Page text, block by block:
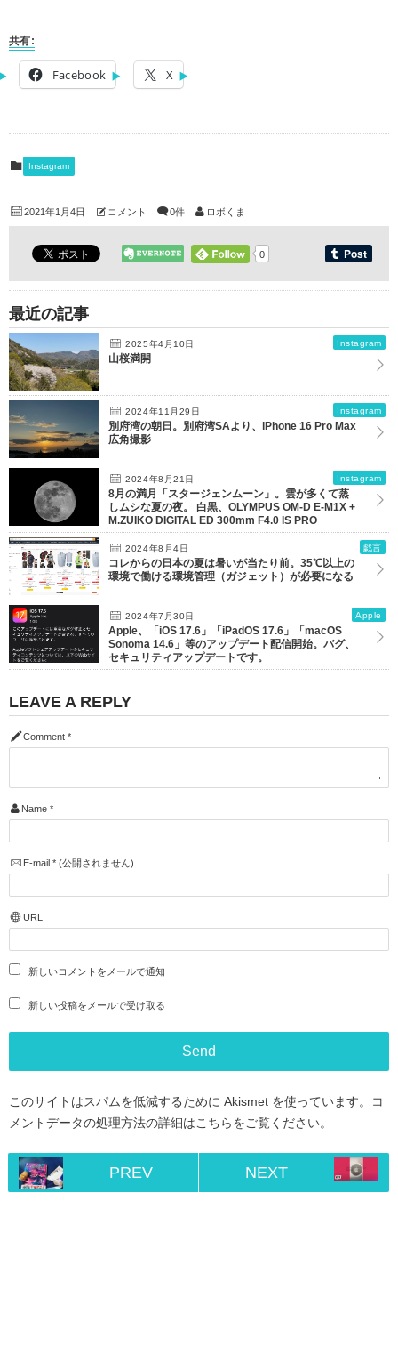
共有:
Facebook X
Instagram
2021年1月4日 コメント 0件 ロボくま
0
最近の記事
2025年4月10日 Instagram
山桜満開
2024年11月29日 Instagram
別府湾の朝日。別府湾SAより、iPhone 16 Pro Max
広角撮影
2024年8月21日 Instagram
8月の満月「スタージェンムーン」。雲が多くて蒸
しムシな夏の夜。 白黒、OLYMPUS OM-D E-M1X +
M.ZUIKO DIGITAL ED 300mm F4.0 IS PRO
2024年8月4日 戯言
コレからの日本の夏は暑いが当たり前。35℃以上の
環境で働ける環境管理（ガジェット）が必要になる
2024年7月30日 Apple
Apple、「iOS 17.6」「iPadOS 17.6」「macOS
Sonoma 14.6」等のアップデート配信開始。バグ、
セキュリティアップデートです。
LEAVE A REPLY
Comment *
Name *
E-mail *(公開されません)
URL
新しいコメントをメールで通知
新しい投稿をメールで受け取る
このサイトはスパムを低減するために Akismet を使っています。
コ
メントデータの処理方法の詳細はこちらをご覧ください。
PREV NEXT